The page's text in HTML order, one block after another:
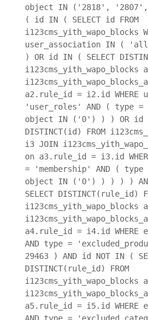
object IN ('2818',
( id IN ( SELECT id FROM
i123cms_yith_wapo_blocks
user_association IN (
) OR id IN ( SELECT
i123cms_yith_wapo_blocks
a2.rule_id = i2.id WHERE
'user_roles' AND ( type =
object IN ('0') ) ) OR id
DISTINCT(id) FROM
i3 JOIN
on a3.rule_id = i3.id
= 'membership' AND ( type
object IN ('0') ) ) ) )
SELECT DISTINCT(rule_id)
i123cms_yith_wapo_blocks
a4.rule_id = i4.id WHERE
AND type =
29463 ) AND id NOT IN (
DISTINCT(rule_id) FROM
i123cms_yith_wapo_blocks
a5.rule_id = i5.id WHERE